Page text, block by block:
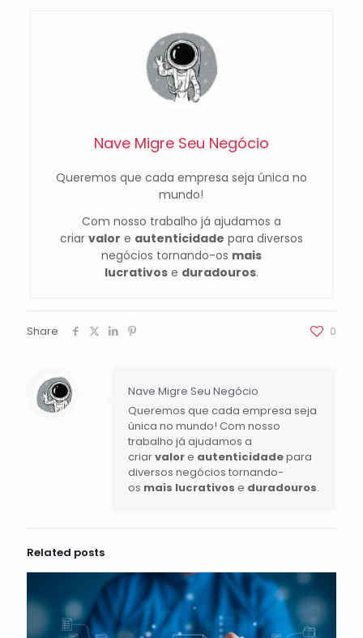
Nave Migre Seu Negócio
Queremos que cada empresa seja única no
mundo!
Com nosso trabalho já ajudamos a
criar valor e autenticidade para diversos
negócios tornando-os mais
lucrativose duradouros.
Share 0
Nave Migre Seu Negócio
Queremos que cada empresa seja
única no mundo! Com nosso
trabalho já ajudamos a
criarvalore autenticidadepara
diversos negócios tornando-
os mais lucrativos e duradouros.
Related posts